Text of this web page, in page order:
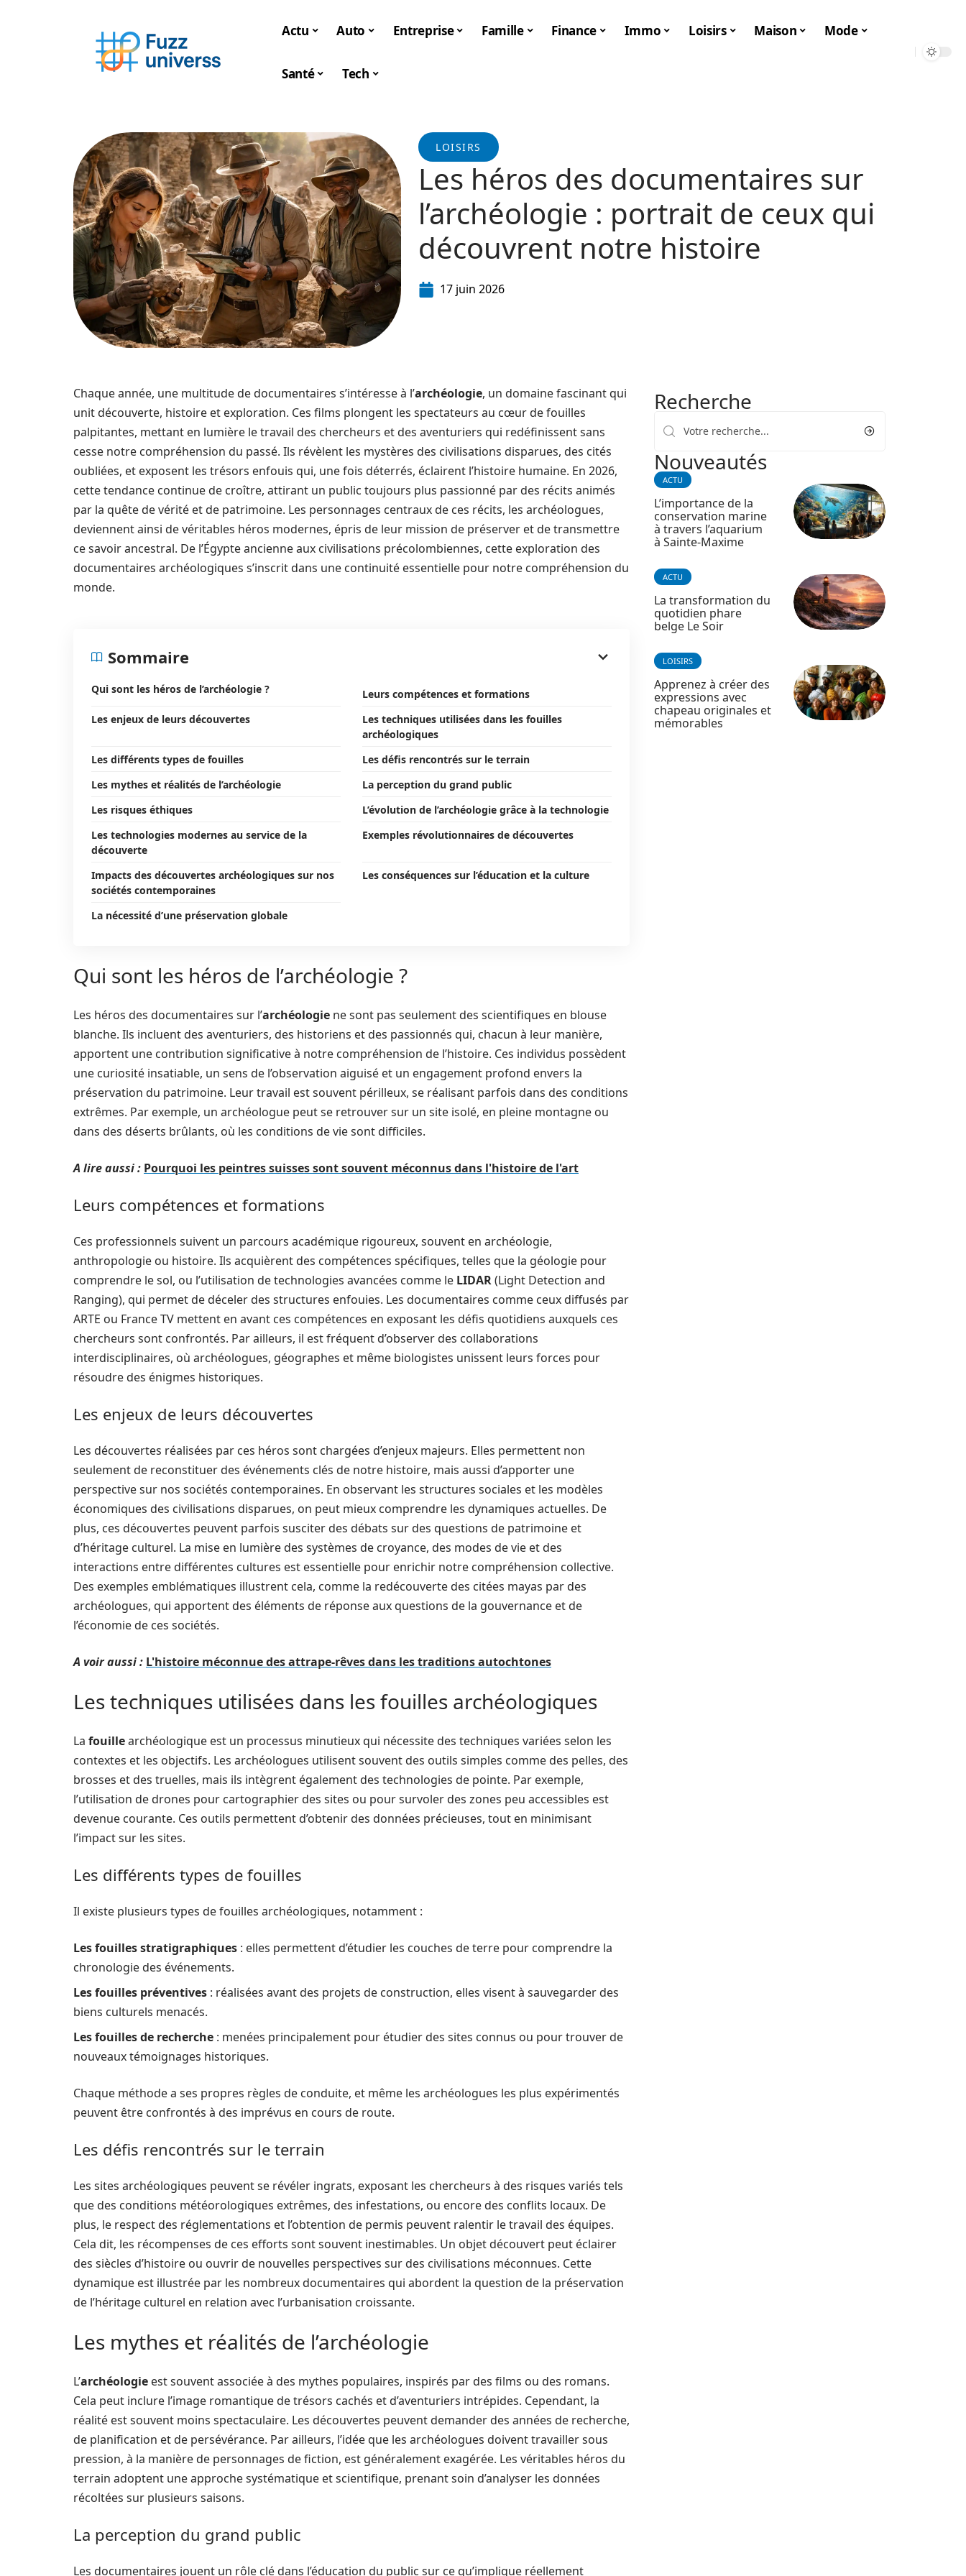
Actu Auto Entreprise Famille Finance Immo Loisirs Maison Mode
Santé Tech
LOISIRS
Les héros des documentaires sur
l’archéologie : portrait de ceux qui
découvrent notre histoire
17 juin 2026
Chaque année, une multitude de documentaires s’intéresse à l’archéologie, un domaine fascinant qui
unit découverte, histoire et exploration. Ces films plongent les spectateurs au cœur de fouilles
palpitantes, mettant en lumière le travail des chercheurs et des aventuriers qui redéfinissent sans
cesse notre compréhension du passé. Ils révèlent les mystères des civilisations disparues, des cités
oubliées, et exposent les trésors enfouis qui, une fois déterrés, éclairent l’histoire humaine. En 2026,
cette tendance continue de croître, attirant un public toujours plus passionné par des récits animés
par la quête de vérité et de patrimoine. Les personnages centraux de ces récits, les archéologues,
deviennent ainsi de véritables héros modernes, épris de leur mission de préserver et de transmettre
ce savoir ancestral. De l’Égypte ancienne aux civilisations précolombiennes, cette exploration des
documentaires archéologiques s’inscrit dans une continuité essentielle pour notre compréhension du
monde.
Sommaire
Qui sont les héros de l’archéologie ?
Leurs compétences et formations
Les enjeux de leurs découvertes
Les techniques utilisées dans les fouilles
archéologiques
Les différents types de fouilles
Les défis rencontrés sur le terrain
Les mythes et réalités de l’archéologie
La perception du grand public
Les risques éthiques
L’évolution de l’archéologie grâce à la technologie
Les technologies modernes au service de la
découverte
Exemples révolutionnaires de découvertes
Impacts des découvertes archéologiques sur nos
sociétés contemporaines
Les conséquences sur l’éducation et la culture
La nécessité d’une préservation globale
Qui sont les héros de l’archéologie ?
Les héros des documentaires sur l’archéologie ne sont pas seulement des scientifiques en blouse
blanche. Ils incluent des aventuriers, des historiens et des passionnés qui, chacun à leur manière,
apportent une contribution significative à notre compréhension de l’histoire. Ces individus possèdent
une curiosité insatiable, un sens de l’observation aiguisé et un engagement profond envers la
préservation du patrimoine. Leur travail est souvent périlleux, se réalisant parfois dans des conditions
extrêmes. Par exemple, un archéologue peut se retrouver sur un site isolé, en pleine montagne ou
dans des déserts brûlants, où les conditions de vie sont difficiles.
A lire aussi : Pourquoi les peintres suisses sont souvent méconnus dans l'histoire de l'art
Leurs compétences et formations
Ces professionnels suivent un parcours académique rigoureux, souvent en archéologie,
anthropologie ou histoire. Ils acquièrent des compétences spécifiques, telles que la géologie pour
comprendre le sol, ou l’utilisation de technologies avancées comme le LIDAR(Light Detection and
Ranging), qui permet de déceler des structures enfouies. Les documentaires comme ceux diffusés par
ARTE ou France TV mettent en avant ces compétences en exposant les défis quotidiens auxquels ces
chercheurs sont confrontés. Par ailleurs, il est fréquent d’observer des collaborations
interdisciplinaires, où archéologues, géographes et même biologistes unissent leurs forces pour
résoudre des énigmes historiques.
Les enjeux de leurs découvertes
Les découvertes réalisées par ces héros sont chargées d’enjeux majeurs. Elles permettent non
seulement de reconstituer des événements clés de notre histoire, mais aussi d’apporter une
perspective sur nos sociétés contemporaines. En observant les structures sociales et les modèles
économiques des civilisations disparues, on peut mieux comprendre les dynamiques actuelles. De
plus, ces découvertes peuvent parfois susciter des débats sur des questions de patrimoine et
d’héritage culturel. La mise en lumière des systèmes de croyance, des modes de vie et des
interactions entre différentes cultures est essentielle pour enrichir notre compréhension collective.
Des exemples emblématiques illustrent cela, comme la redécouverte des citées mayas par des
archéologues, qui apportent des éléments de réponse aux questions de la gouvernance et de
l’économie de ces sociétés.
A voir aussi : L'histoire méconnue des attrape-rêves dans les traditions autochtones
Les techniques utilisées dans les fouilles archéologiques
La fouillearchéologique est un processus minutieux qui nécessite des techniques variées selon les
contextes et les objectifs. Les archéologues utilisent souvent des outils simples comme des pelles, des
brosses et des truelles, mais ils intègrent également des technologies de pointe. Par exemple,
l’utilisation de drones pour cartographier des sites ou pour survoler des zones peu accessibles est
devenue courante. Ces outils permettent d’obtenir des données précieuses, tout en minimisant
l’impact sur les sites.
Les différents types de fouilles
Il existe plusieurs types de fouilles archéologiques, notamment :
Les fouilles stratigraphiques : elles permettent d’étudier les couches de terre pour comprendre la
chronologie des événements.
Les fouilles préventives : réalisées avant des projets de construction, elles visent à sauvegarder des
biens culturels menacés.
Les fouilles de recherche : menées principalement pour étudier des sites connus ou pour trouver de
nouveaux témoignages historiques.
Chaque méthode a ses propres règles de conduite, et même les archéologues les plus expérimentés
peuvent être confrontés à des imprévus en cours de route.
Les défis rencontrés sur le terrain
Les sites archéologiques peuvent se révéler ingrats, exposant les chercheurs à des risques variés tels
que des conditions météorologiques extrêmes, des infestations, ou encore des conflits locaux. De
plus, le respect des réglementations et l’obtention de permis peuvent ralentir le travail des équipes.
Cela dit, les récompenses de ces efforts sont souvent inestimables. Un objet découvert peut éclairer
des siècles d’histoire ou ouvrir de nouvelles perspectives sur des civilisations méconnues. Cette
dynamique est illustrée par les nombreux documentaires qui abordent la question de la préservation
de l’héritage culturel en relation avec l’urbanisation croissante.
Les mythes et réalités de l’archéologie
L’archéologie est souvent associée à des mythes populaires, inspirés par des films ou des romans.
Cela peut inclure l’image romantique de trésors cachés et d’aventuriers intrépides. Cependant, la
réalité est souvent moins spectaculaire. Les découvertes peuvent demander des années de recherche,
de planification et de persévérance. Par ailleurs, l’idée que les archéologues doivent travailler sous
pression, à la manière de personnages de fiction, est généralement exagérée. Les véritables héros du
terrain adoptent une approche systématique et scientifique, prenant soin d’analyser les données
récoltées sur plusieurs saisons.
La perception du grand public
Les documentaires jouent un rôle clé dans l’éducation du public sur ce qu’implique réellement
Recherche
Nouveautés
ACTU
L’importance de la
conservation marine
à travers l’aquarium
à Sainte-Maxime
ACTU
La transformation du
quotidien phare
belge Le Soir
LOISIRS
Apprenez à créer des
expressions avec
chapeau originales et
mémorables